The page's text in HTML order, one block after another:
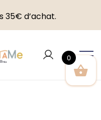
35€ d’achat.
0